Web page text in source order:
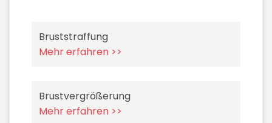
Bruststraffung
Mehr erfahren >>
Brustvergrößerung
Mehr erfahren >>